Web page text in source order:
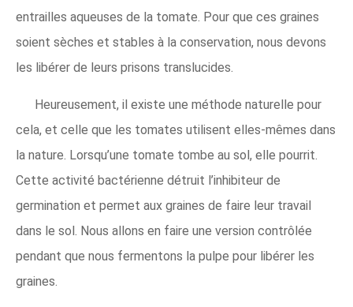
entrailles aqueuses de la tomate. Pour que ces graines
soient sèches et stables à la conservation, nous devons
les libérer de leurs prisons translucides.
Heureusement, il existe une méthode naturelle pour
cela, et celle que les tomates utilisent elles-mêmes dans
la nature. Lorsqu’une tomate tombe au sol, elle pourrit.
Cette activité bactérienne détruit l’inhibiteur de
germination et permet aux graines de faire leur travail
dans le sol. Nous allons en faire une version contrôlée
pendant que nous fermentons la pulpe pour libérer les
graines.